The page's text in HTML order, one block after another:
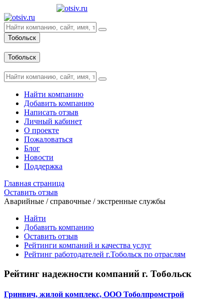
Тобольск
Тобольск
Найти компанию
Добавить компанию
Написать отзыв
Личный кабинет
О проекте
Пожаловаться
Блог
Новости
Поддержка
Главная страница
Оставить отзыв
Аварийные / справочные / экстренные службы
Найти
Добавить компанию
Оставить отзыв
Рейтинги компаний и качества услуг
Рейтинг работодателей г.Тобольск по отраслям
Рейтинг надежности компаний г. Тобольск
Гринвич, жилой комплекс, ООО Тоболпромстрой